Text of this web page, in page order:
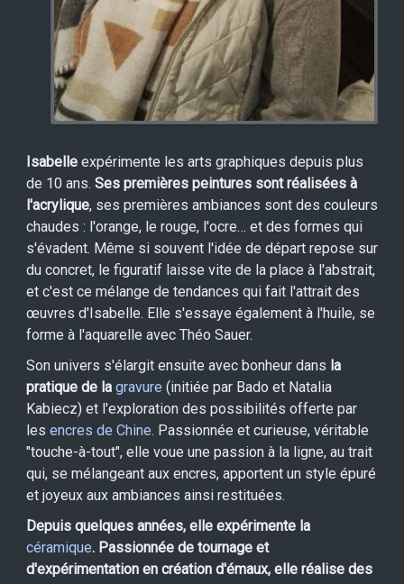
Isabelleexpérimente les arts graphiques depuis plus
de 10 ans. Ses premières peintures sont réalisées à
l'acrylique, ses premières ambiances sont des couleurs
chaudes : l'orange, le rouge, l'ocre… et des formes qui
s'évadent. Même si souvent l'idée de départ repose sur
du concret, le figuratif laisse vite de la place à l'abstrait,
et c'est ce mélange de tendances qui fait l'attrait des
œuvres d'Isabelle. Elle s'essaye également à l'huile, se
forme à l'aquarelle avec Théo Sauer.
Son univers s'élargit ensuite avec bonheur dans la
pratique de la gravure (initiée par Bado et Natalia
Kabiecz) et l'exploration des possibilités offerte par
les encres de Chine. Passionnée et curieuse, véritable
"touche-à-tout", elle voue une passion à la ligne, au trait
qui, se mélangeant aux encres, apportent un style épuré
et joyeux aux ambiances ainsi restituées.
Depuis quelques années, elle expérimente la
céramique. Passionnée de tournage et
d'expérimentation en création d'émaux, elle réalise des